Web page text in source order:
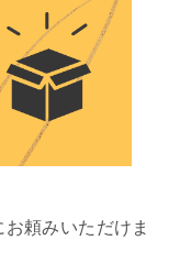
頼みいただけま